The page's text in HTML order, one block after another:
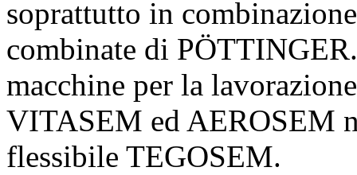
soprattutto in
combinate di
macchine per la
VITASEM ed AEROSEM
flessibile TEGOSEM.